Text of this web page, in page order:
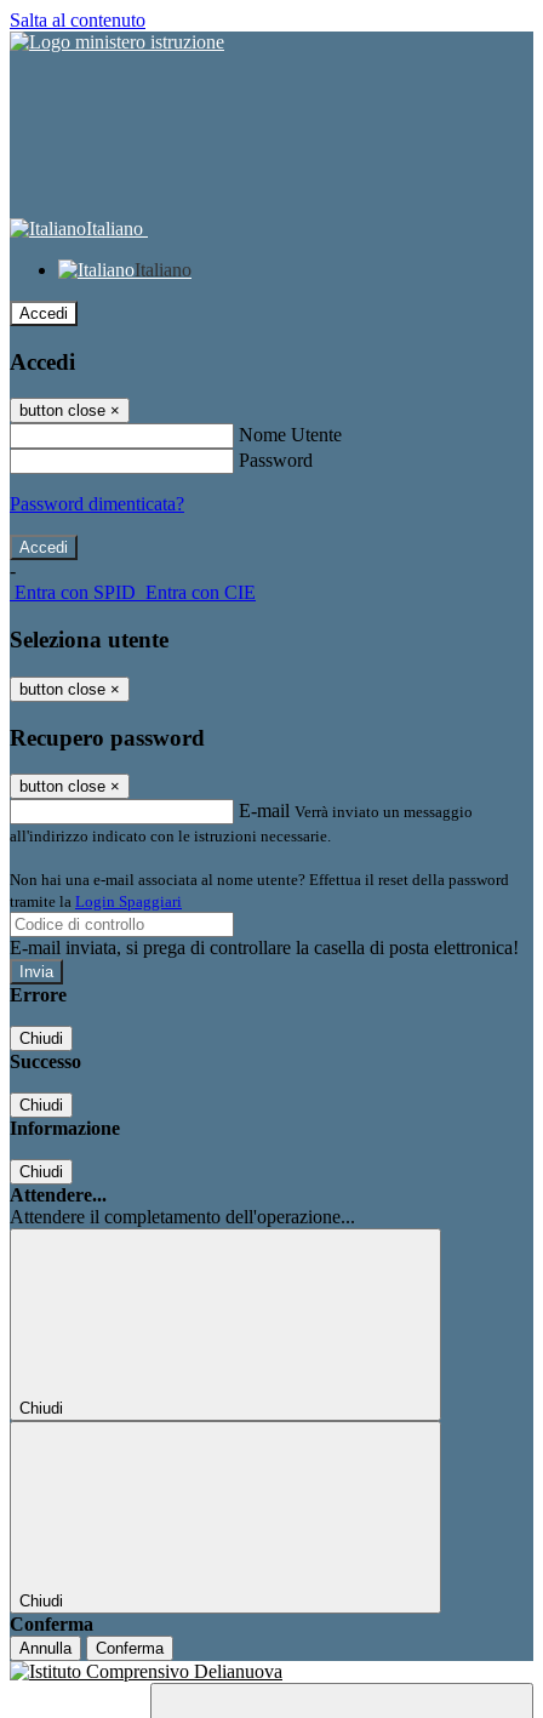
Salta al contenuto
Italiano
Italiano
Accedi
Accedi
button close ×
Nome Utente
Password
Password dimenticata?
-
Entra con SPID Entra con CIE
Seleziona utente
button close ×
Recupero password
button close ×
E-mail Verrà inviato un messaggio
all'indirizzo indicato con le istruzioni necessarie.
Non hai una e-mail associata al nome utente? Effettua il reset della password
tramite la Login Spaggiari
E-mail inviata, si prega di controllare la casella di posta elettronica!
Errore
Chiudi
Successo
Chiudi
Informazione
Chiudi
Attendere...
Attendere il completamento dell'operazione...
Chiudi
Chiudi
Conferma
Annulla Conferma